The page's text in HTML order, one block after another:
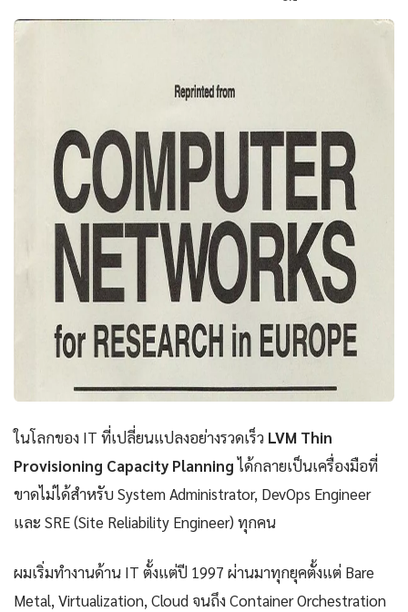
ในโลกของ IT ที่เปลี่ยนแปลงอย่างรวดเร็ว LVM Thin
Provisioning Capacity Planningได้กลายเป็นเครื่องมือที่
ขาดไม่ได้สำหรับ System Administrator, DevOps Engineer
และ SRE (Site Reliability Engineer) ทุกคน
ผมเริ่มทำงานด้าน IT ตั้งแต่ปี 1997 ผ่านมาทุกยุคตั้งแต่ Bare
Metal, Virtualization, Cloud จนถึง Container Orchestration